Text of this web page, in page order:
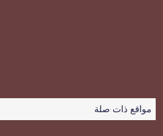
مواقع ذات صلة